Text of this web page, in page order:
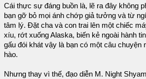
Cái thực sự đáng buồn là, lẽ ra đây không
bạn gỡ bỏ mọi ánh chớp giả tưởng và từ
tâm lý. Đặt cha và con trai lên một chiếc
xíu, rớt xuống Alaska, biến kẻ ngoài hành
gấu đói khát vậy là bạn có một câu chuyện
hào.
Nhưng thay vì thế, đạo diễn M. Night